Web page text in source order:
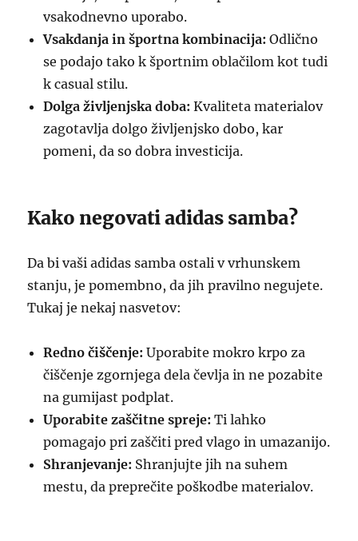
vsakodnevno uporabo.
Vsakdanja in športna kombinacija: Odlično
se podajo tako k športnim oblačilom kot tudi
k casual stilu.
Dolga življenjska doba: Kvaliteta materialov
zagotavlja dolgo življenjsko dobo, kar
pomeni, da so dobra investicija.
Kako negovati adidas samba?
Da bi vaši adidas samba ostali v vrhunskem
stanju, je pomembno, da jih pravilno negujete.
Tukaj je nekaj nasvetov:
Redno čiščenje: Uporabite mokro krpo za
čiščenje zgornjega dela čevlja in ne pozabite
na gumijast podplat.
Uporabite zaščitne spreje: Ti lahko
pomagajo pri zaščiti pred vlago in umazanijo.
Shranjevanje: Shranjujte jih na suhem
mestu, da preprečite poškodbe materialov.